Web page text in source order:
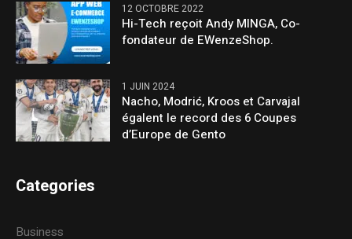
12 OCTOBRE 2022
Hi-Tech reçoit Andy MINGA, Co-
fondateur de EWenzeShop.
1 JUIN 2024
Nacho, Modrić, Kroos et Carvajal
égalent le record des 6 Coupes
d’Europe de Gento
Categories
Business